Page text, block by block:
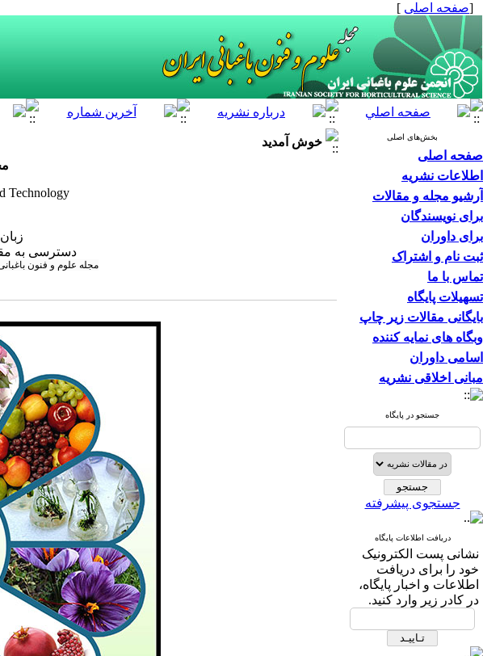
[صفحه اصلی ]
بخش‌های اصلی
صفحه اصلی
اطلاعات نشریه
آرشیو مجله و مقالات
برای نویسندگان
برای داوران
ثبت نام و اشتراک
تماس با ما
تسهیلات پایگاه
بایگانی مقالات زیر چاپ
وبگاه های نمایه کننده
اسامی داوران
مبانی اخلاقی نشریه
جستجو در پایگاه
جستجوی پیشرفته
دریافت اطلاعات پایگاه
نشانی پست الكترونیک
خود را برای دریافت
اطلاعات و اخبار پایگاه،
در كادر زیر وارد كنید.
خوش آمدید
Technology
دسترسی به
مجله علوم و فنون